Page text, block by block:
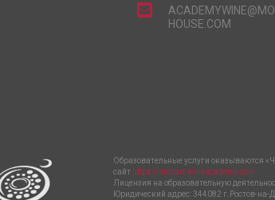
HOUSE.COM
Образовательные услуги оказываются
сайт https://mozart-wineacademy.com
Лицензия на образовательную
Юридический адрес: 344082 г.Ростов-на-